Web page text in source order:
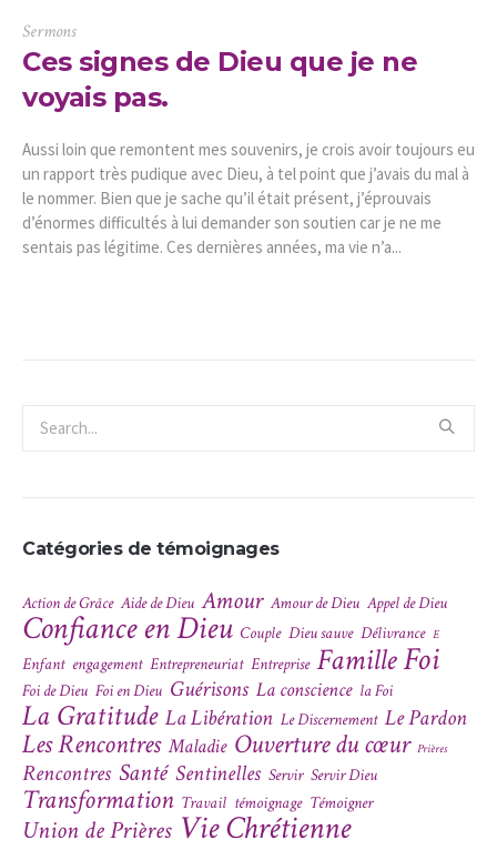
Sermons
Ces signes de Dieu que je ne
voyais pas.
Aussi loin que remontent mes souvenirs, je crois avoir toujours eu
un rapport très pudique avec Dieu, à tel point que j’avais du mal à
le nommer. Bien que je sache qu’il était présent, j’éprouvais
d’énormes difficultés à lui demander son soutien car je ne me
sentais pas légitime. Ces dernières années, ma vie n’a...
Catégories de témoignages
Action de Grâce Aide de Dieu Amour Amour de Dieu Appel de Dieu
Confiance en Dieu Couple Dieu sauve Délivrance E
Enfant engagement Entrepreneuriat Entreprise FamilleFoi
Foi de Dieu Foi en Dieu Guérisons La conscience la Foi
La Gratitude La Libération Le Discernement Le Pardon
Les Rencontres Maladie Ouverture du cœur Prières
Rencontres Santé Sentinelles Servir Servir Dieu
Transformation Travail témoignage Témoigner
Union de Prières Vie Chrétienne